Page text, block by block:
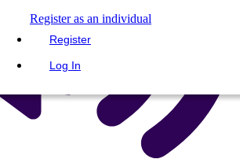
Register as an individual
Register
Log In